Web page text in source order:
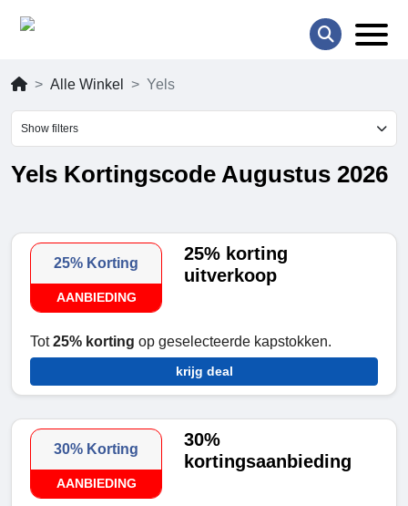
Alle Winkel Yels
Show filters
Yels Kortingscode Augustus 2026
25% Korting
AANBIEDING
25% korting
uitverkoop
Tot25% korting op geselecteerde kapstokken.
krijg deal
30% Korting
AANBIEDING
30%
kortingsaanbieding